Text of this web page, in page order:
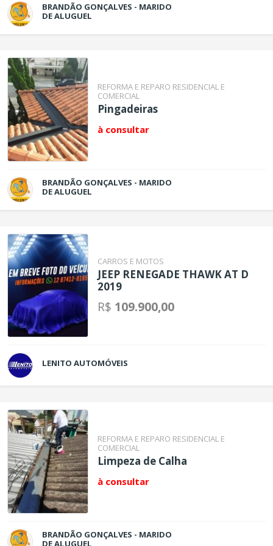
BRANDÃO GONÇALVES - MARIDO
DE ALUGUEL
REFORMA E REPARO RESIDENCIAL E
COMERCIAL
Pingadeiras
à consultar
BRANDÃO GONÇALVES - MARIDO
DE ALUGUEL
CARROS E MOTOS
JEEP RENEGADE THAWK AT D
2019
R$ 109.900,00
LENITO AUTOMÓVEIS
REFORMA E REPARO RESIDENCIAL E
COMERCIAL
Limpeza de Calha
à consultar
BRANDÃO GONÇALVES - MARIDO
DE ALUGUEL